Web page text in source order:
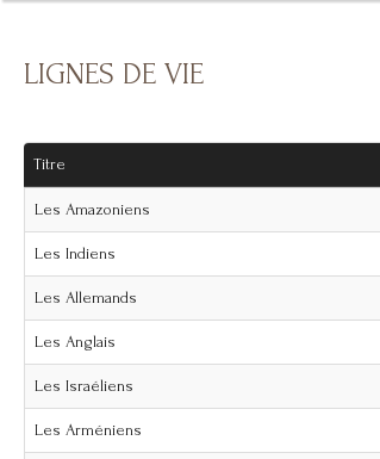
LIGNES DE VIE
Titre
Les Amazoniens
Les Indiens
Les Allemands
Les Anglais
Les Israéliens
Les Arméniens